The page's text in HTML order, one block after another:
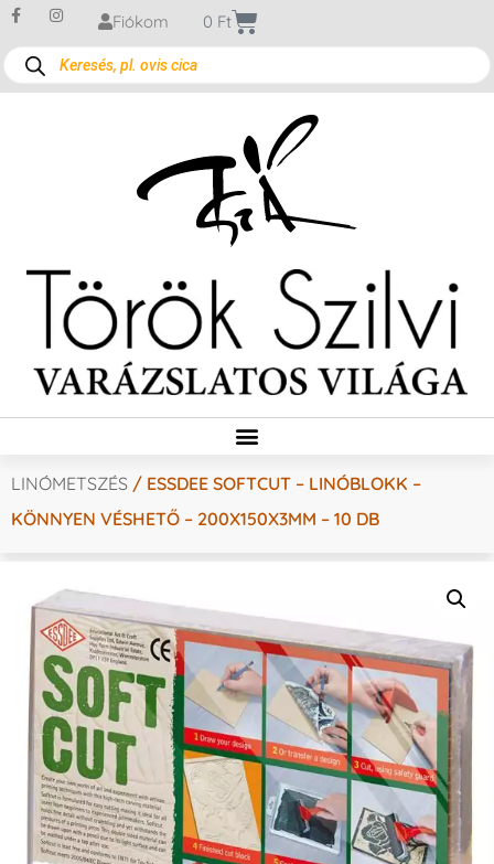
Fiókom 0 Ft
LINÓMETSZÉS / ESSDEE SOFTCUT – LINÓBLOKK –
KÖNNYEN VÉSHETŐ – 200X150X3MM – 10 DB